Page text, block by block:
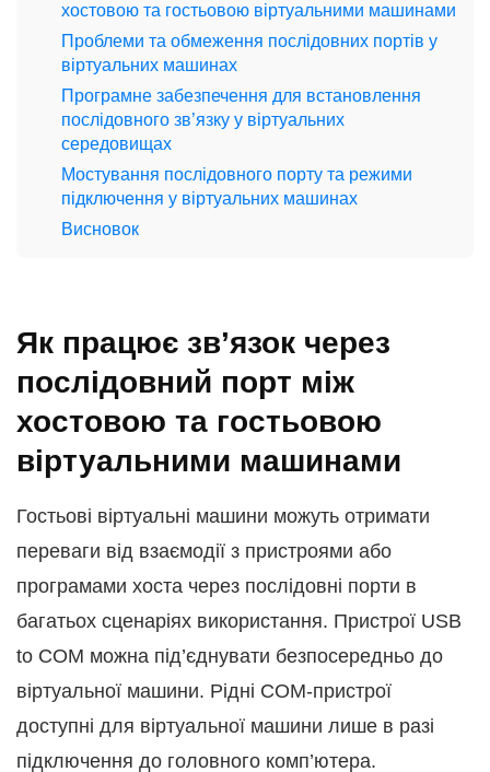
хостовою та гостьовою віртуальними машинами
Проблеми та обмеження послідовних портів у
віртуальних машинах
Програмне забезпечення для встановлення
послідовного зв’язку у віртуальних
середовищах
Мостування послідовного порту та режими
підключення у віртуальних машинах
Висновок
Як працює зв’язок через
послідовний порт між
хостовою та гостьовою
віртуальними машинами
Гостьові віртуальні машини можуть отримати
переваги від взаємодії з пристроями або
програмами хоста через послідовні порти в
багатьох сценаріях використання. Пристрої USB
to COM можна під’єднувати безпосередньо до
віртуальної машини. Рідні COM-пристрої
доступні для віртуальної машини лише в разі
підключення до головного комп’ютера.